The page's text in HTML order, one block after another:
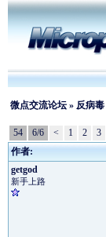
微点交流论坛 » 反病毒
54 6/6 < 1 2 3
作者:
getgod
新手上路